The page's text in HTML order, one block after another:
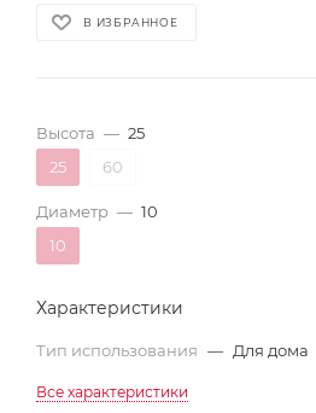
В ИЗБРАННОЕ
Высота — 25
25
60
Диаметр — 10
10
Характеристики
Тип использования — Для дома
Все характеристики